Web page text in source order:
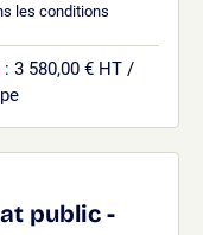
les conditions
: 3 580,00 € HT /
public -